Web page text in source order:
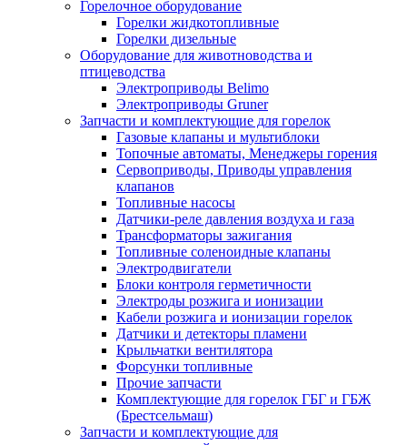
Горелочное оборудование
Горелки жидкотопливные
Горелки дизельные
Оборудование для животноводства и
птицеводства
Электроприводы Belimo
Электроприводы Gruner
Запчасти и комплектующие для горелок
Газовые клапаны и мультиблоки
Топочные автоматы, Менеджеры горения
Сервоприводы, Приводы управления
клапанов
Топливные насосы
Датчики-реле давления воздуха и газа
Трансформаторы зажигания
Топливные соленоидные клапаны
Электродвигатели
Блоки контроля герметичности
Электроды розжига и ионизации
Кабели розжига и ионизации горелок
Датчики и детекторы пламени
Крыльчатки вентилятора
Форсунки топливные
Прочие запчасти
Комплектующие для горелок ГБГ и ГБЖ
(Брестсельмаш)
Запчасти и комплектующие для